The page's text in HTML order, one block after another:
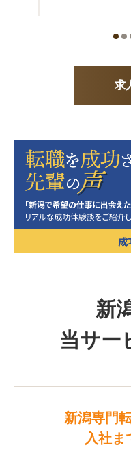
求
新
当サー
新潟専門
入社ま